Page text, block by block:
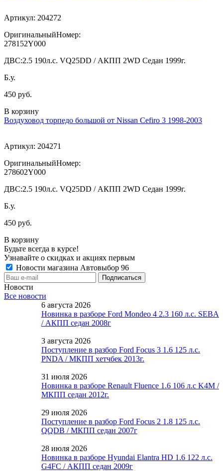
Артикул: 204272
ОригинальныйНомер:
278152Y000
ДВС:2.5 190л.с. VQ25DD / АКПП 2WD Седан 1999г.
Б.у.
450 руб.
В корзину
Воздуховод торпедо большой от Nissan Cefiro 3 1998-2003
Артикул: 204271
ОригинальныйНомер:
278602Y000
ДВС:2.5 190л.с. VQ25DD / АКПП 2WD Седан 1999г.
Б.у.
450 руб.
В корзину
Будьте всегда в курсе!
Узнавайте о скидках и акциях первым
Новости магазина Автовыбор 96
Новости
Все новости
6 августа 2026
Новинка в разборе Ford Mondeo 4 2.3 160 л.с. SEBA
/ АКПП седан 2008г
3 августа 2026
Поступление в разбор Ford Focus 3 1.6 125 л.с.
PNDA / МКПП хетчбек 2013г.
31 июля 2026
Новинка в разборе Renault Fluence 1.6 106 л.с K4M /
МКПП седан 2012г.
29 июля 2026
Поступление в разбор Ford Focus 2 1.8 125 л.с.
QQDB / МКПП седан 2007г
28 июля 2026
Новинка в разборе Hyundai Elantra HD 1.6 122 л.с.
G4FC / АКПП седан 2009г